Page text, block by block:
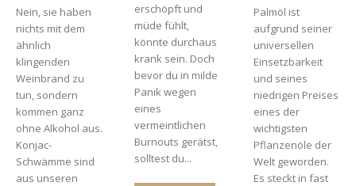
Nein, sie haben
nichts mit dem
ähnlich
klingenden
Weinbrand zu
tun, sondern
kommen ganz
ohne Alkohol aus.
Konjac-
Schwämme sind
aus unseren
erschöpft und
müde fühlt,
könnte durchaus
krank sein. Doch
bevor du in milde
Panik wegen
eines
vermeintlichen
Burnouts gerätst,
solltest du...
Palmöl ist
aufgrund seiner
universellen
Einsetzbarkeit
und seines
niedrigen Preises
eines der
wichtigsten
Pflanzenöle der
Welt geworden.
Es steckt in fast